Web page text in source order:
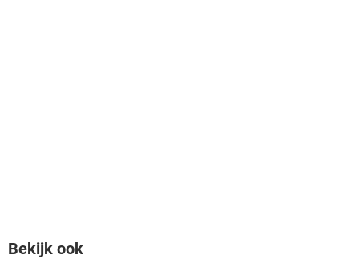
Bekijk ook